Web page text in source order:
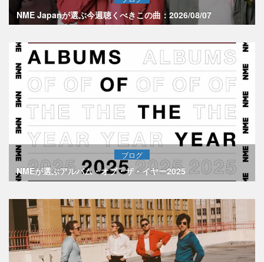
NME Japanが選ぶ今週聴くべきこの曲：2026/08/07
ブログ
NMEが選ぶアルバム・オブ・ザ・イヤー2025